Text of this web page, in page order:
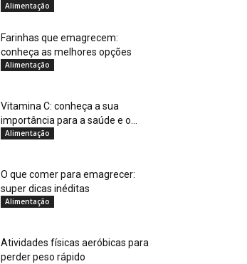
Alimentação
Farinhas que emagrecem:
conheça as melhores opções
Alimentação
Vitamina C: conheça a sua
importância para a saúde e o...
Alimentação
O que comer para emagrecer:
super dicas inéditas
Alimentação
Atividades físicas aeróbicas para
perder peso rápido